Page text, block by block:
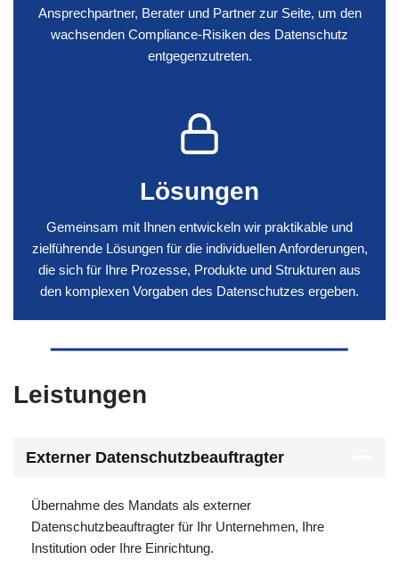
Ansprechpartner, Berater und Partner zur Seite, um den
wachsenden Compliance-Risiken des Datenschutz
entgegenzutreten.
Lösungen
Gemeinsam mit Ihnen entwickeln wir praktikable und
zielführende Lösungen für die individuellen Anforderungen,
die sich für Ihre Prozesse, Produkte und Strukturen aus
den komplexen Vorgaben des Datenschutzes ergeben.
Leistungen
Externer Datenschutzbeauftragter
Übernahme des Mandats als externer
Datenschutzbeauftragter für Ihr Unternehmen, Ihre
Institution oder Ihre Einrichtung.